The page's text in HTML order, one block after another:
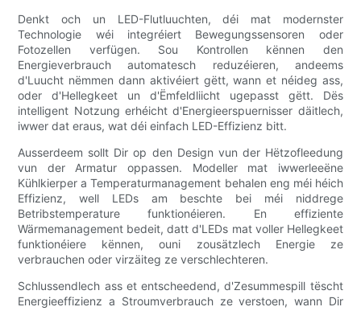
Denkt och un LED-Flutluuchten, déi mat modernster
Technologie wéi integréiert Bewegungssensoren oder
Fotozellen verfügen. Sou Kontrollen kënnen den
Energieverbrauch automatesch reduzéieren, andeems
d'Luucht nëmmen dann aktivéiert gëtt, wann et néideg ass,
oder d'Hellegkeet un d'Ëmfeldliicht ugepasst gëtt. Dës
intelligent Notzung erhéicht d'Energieerspuernisser däitlech,
iwwer dat eraus, wat déi einfach LED-Effizienz bitt.
Ausserdeem sollt Dir op den Design vun der Hëtzofleedung
vun der Armatur oppassen. Modeller mat iwwerleeëne
Kühlkierper a Temperaturmanagement behalen eng méi héich
Effizienz, well LEDs am beschte bei méi niddrege
Betribstemperature funktionéieren. En effiziente
Wärmemanagement bedeit, datt d'LEDs mat voller Hellegkeet
funktionéiere kënnen, ouni zousätzlech Energie ze
verbrauchen oder virzäiteg ze verschlechteren.
Schlussendlech ass et entscheedend, d'Zesummespill tëscht
Energieeffizienz a Stroumverbrauch ze verstoen, wann Dir